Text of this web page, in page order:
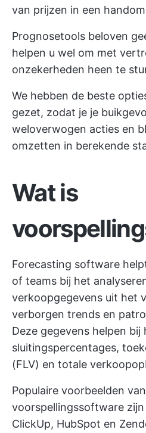
van prijzen in een
Prognosetools beloven
helpen u wel om met
onzekerheden heen te
We hebben de beste
gezet, zodat je je
weloverwogen acties en
omzetten in berekende
Wat is
Forecasting software
of teams bij het
verkoopgegevens uit het
verborgen trends en
Deze gegevens helpen
sluitingspercentages,
(FLV) en totale
Populaire voorbeelden van
voorspellingssoftware
ClickUp, HubSpot en